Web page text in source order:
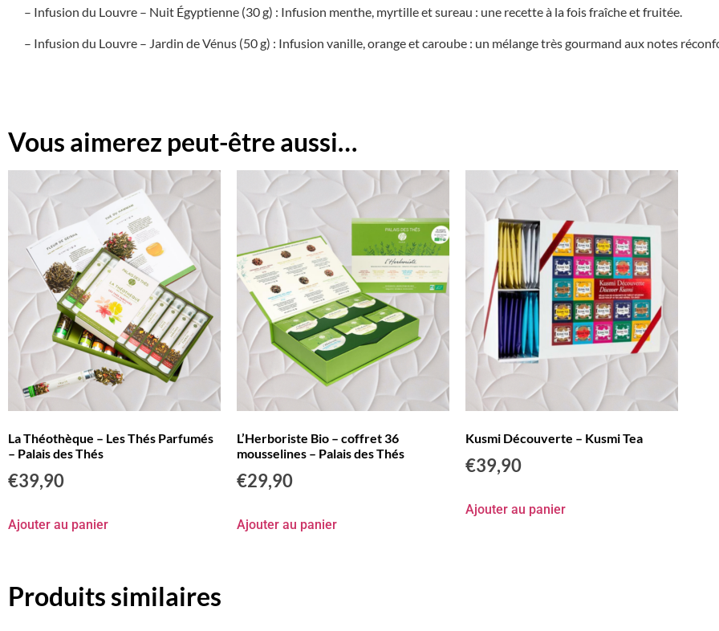
– Infusion du Louvre – Nuit Égyptienne (30 g) : Infusion menthe, myrtille et sureau : une recette à la fois fraîche et fruitée.
– Infusion du Louvre – Jardin de Vénus (50 g) : Infusion vanille, orange et caroube : un mélange très gourmand aux notes
Vous aimerez peut-être aussi…
La Théothèque – Les Thés Parfumés
– Palais des Thés
€39,90
Ajouter au panier
L’Herboriste Bio – coffret 36
mousselines – Palais des Thés
€29,90
Ajouter au panier
Kusmi Découverte – Kusmi Tea
€39,90
Ajouter au panier
Produits similaires